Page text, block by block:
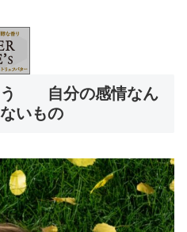
う 自分の感情なん
いもの